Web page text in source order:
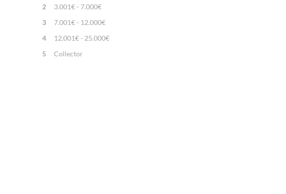
2
3.001€ - 7.000€
3
7.001€ - 12.000€
4
12.001€ - 25.000€
5
Collector